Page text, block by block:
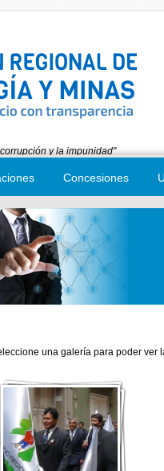
y la impunidad"
Concesiones
una galería para poder ver